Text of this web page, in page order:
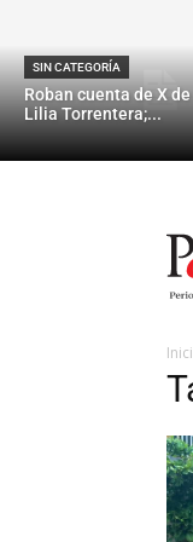
SIN CATEGORÍA
Roban cuenta de X
Lilia Torrentera;...